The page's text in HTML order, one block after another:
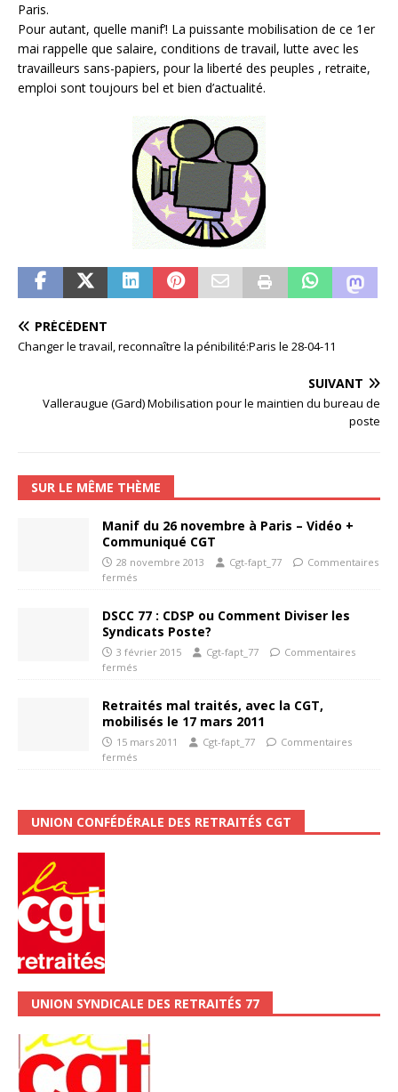
Paris.
Pour autant, quelle manif’! La puissante mobilisation de ce 1er
mai rappelle que salaire, conditions de travail, lutte avec les
travailleurs sans-papiers, pour la liberté des peuples , retraite,
emploi sont toujours bel et bien d’actualité.
PRÉCÉDENT
Changer le travail, reconnaître la pénibilité:Paris le 28-04-11
SUIVANT
Valleraugue (Gard) Mobilisation pour le maintien du bureau de
poste
SUR LE MÊME THÈME
Manif du 26 novembre à Paris – Vidéo +
Communiqué CGT
28 novembre 2013 Cgt-fapt_77
Commentaires
fermés
DSCC 77 : CDSP ou Comment Diviser les
Syndicats Poste?
3 février 2015 Cgt-fapt_77
Commentaires
fermés
Retraités mal traités, avec la CGT,
mobilisés le 17 mars 2011
15 mars 2011 Cgt-fapt_77
Commentaires
fermés
UNION CONFÉDÉRALE DES RETRAITÉS CGT
UNION SYNDICALE DES RETRAITÉS 77